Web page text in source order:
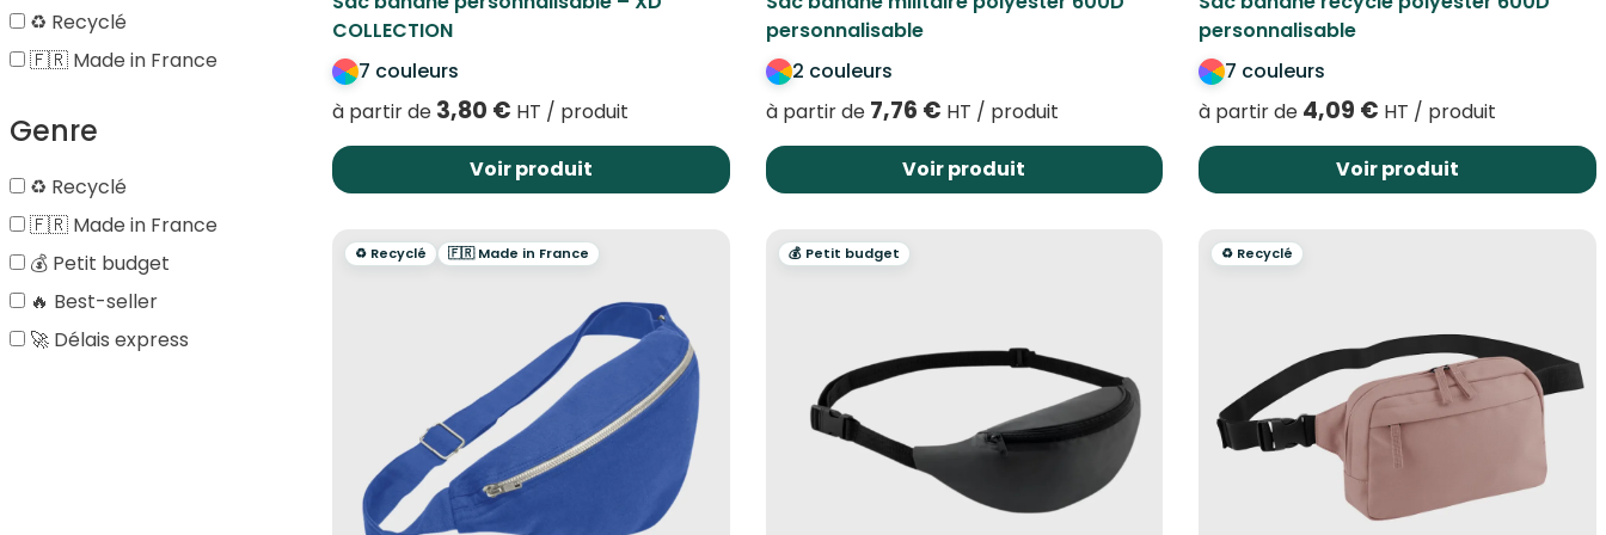
♻️ Recyclé
🇫🇷 Made in France
Genre
♻️ Recyclé
🇫🇷 Made in France
💰 Petit budget
🔥 Best-seller
🚀 Délais express
COLLECTION
7 couleurs
à partir de 3,80 € HT / produit
Voir produit
personnalisable
2 couleurs
à partir de 7,76 € HT / produit
Voir produit
personnalisable
7 couleurs
à partir de 4,09 € HT / produit
Voir produit
♻️ Recyclé 🇫🇷 Made in France 💰 Petit budget ♻️ Recyclé